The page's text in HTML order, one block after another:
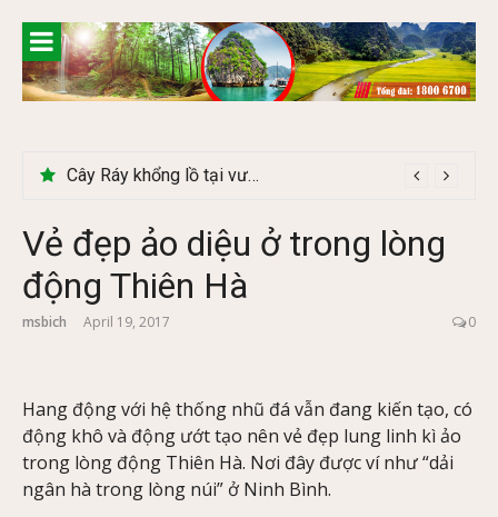
content
Cây Ráy khổng lồ tại vườn Quốc gia Cúc Phương
Vẻ đẹp ảo diệu ở trong lòng
động Thiên Hà
msbich April 19, 2017 0
Hang động với hệ thống nhũ đá vẫn đang kiến tạo, có
động khô và động ướt tạo nên vẻ đẹp lung linh kì ảo
trong lòng động Thiên Hà. Nơi đây được ví như “dải
ngân hà trong lòng núi” ở Ninh Bình.